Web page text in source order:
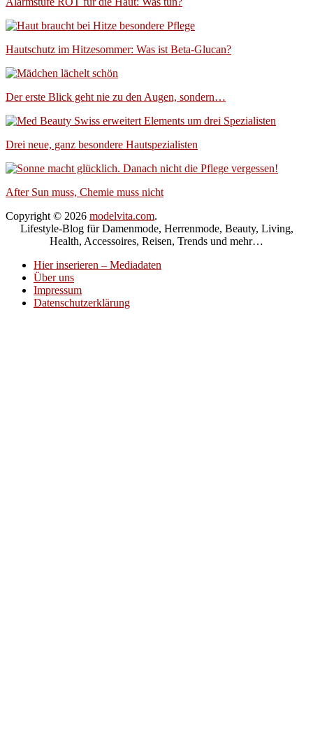
Hautschutz im Hitzesommer: Was ist Beta-Glucan?
Der erste Blick geht nie zu den Augen, sondern…
Drei neue, ganz besondere Hautspezialisten
After Sun muss, Chemie muss nicht
Copyright © 2026 modelvita.com.
Lifestyle-Blog für Damenmode, Herrenmode, Beauty, Living,
Health, Accessoires, Reisen, Trends und mehr…
Hier inserieren – Mediadaten
Über uns
Impressum
Datenschutzerklärung